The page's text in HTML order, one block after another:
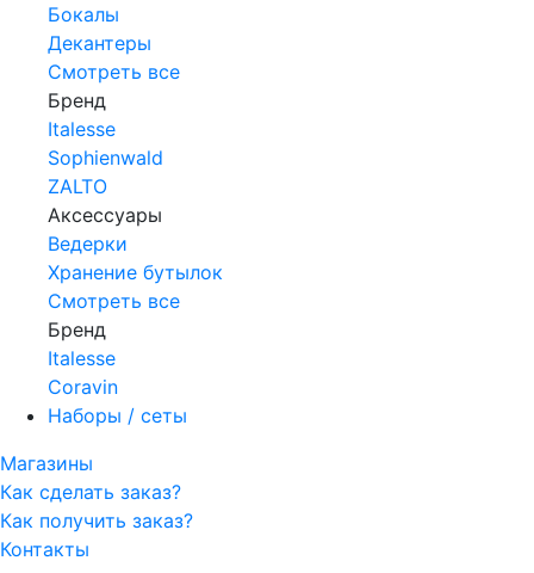
Бокалы
Декантеры
Смотреть все
Бренд
Italesse
Sophienwald
ZALTO
Аксессуары
Ведерки
Хранение бутылок
Смотреть все
Бренд
Italesse
Coravin
Наборы / сеты
Магазины
Как сделать заказ?
Как получить заказ?
Контакты